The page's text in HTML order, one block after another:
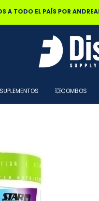
TRANSFERENCIA | 25%
💥COMBOS